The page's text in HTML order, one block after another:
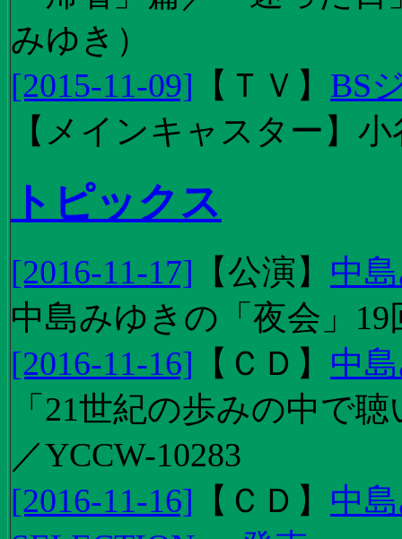
みゆき）
[2015-11-09] 【 ＴＶ 】 BS
【メインキャスター】
トピックス
[2016-11-17] 【公演 】 中
中島みゆきの「夜会」
[2016-11-16] 【 ＣＤ 】 中
「21世紀の歩みの中で
／YCCW-10283
[2016-11-16] 【 ＣＤ 】 中